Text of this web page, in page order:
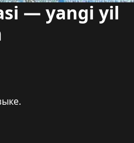
— yangi yil